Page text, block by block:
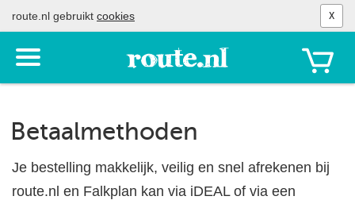
route.nl gebruikt cookies X
Toon
het
menu
Betaalmethoden
Je bestelling makkelijk, veilig en snel afrekenen bij
route.nl en Falkplan kan via iDEAL of via een